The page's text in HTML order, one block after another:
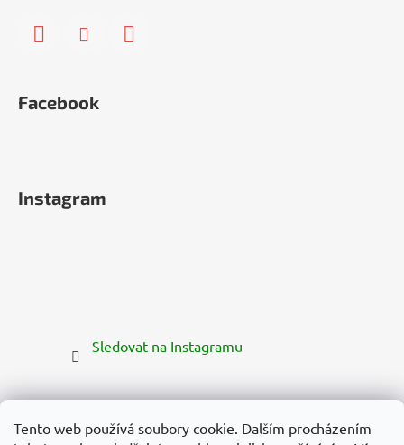
Tento web používá soubory cookie. Dalším procházením
Facebook
Instagram
Sledovat na Instagramu